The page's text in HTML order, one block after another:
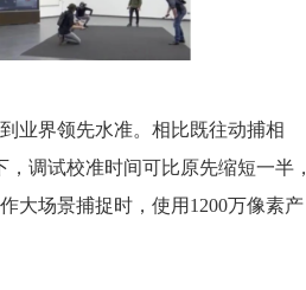
业界领先水准。相比既往动捕相
调试校准时间可比原先缩短一半，
大场景捕捉时，使用1200万像素产